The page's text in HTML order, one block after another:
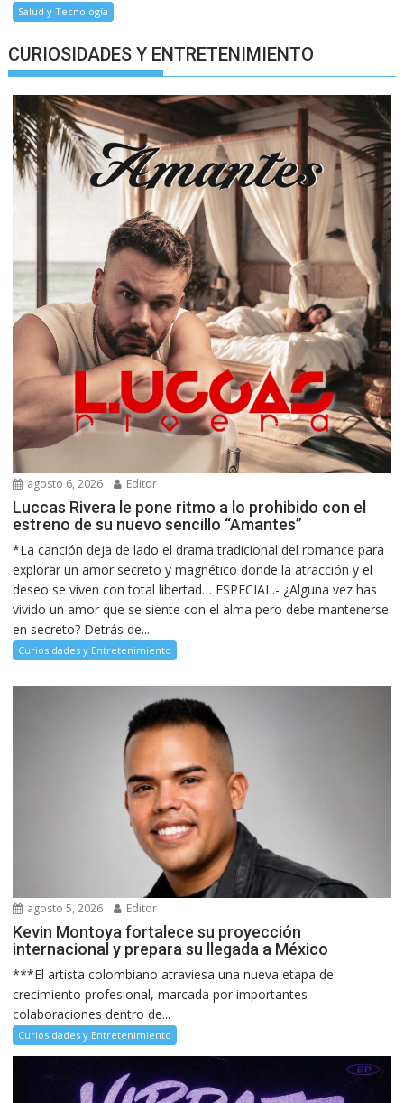
Salud y Tecnología
CURIOSIDADES Y ENTRETENIMIENTO
agosto 6, 2026 Editor
Luccas Rivera le pone ritmo a lo prohibido con el
estreno de su nuevo sencillo “Amantes”
*La canción deja de lado el drama tradicional del romance para
explorar un amor secreto y magnético donde la atracción y el
deseo se viven con total libertad… ESPECIAL.- ¿Alguna vez has
vivido un amor que se siente con el alma pero debe mantenerse
en secreto? Detrás de...
Curiosidades y Entretenimiento
agosto 5, 2026 Editor
Kevin Montoya fortalece su proyección
internacional y prepara su llegada a México
***El artista colombiano atraviesa una nueva etapa de
crecimiento profesional, marcada por importantes
colaboraciones dentro de...
Curiosidades y Entretenimiento